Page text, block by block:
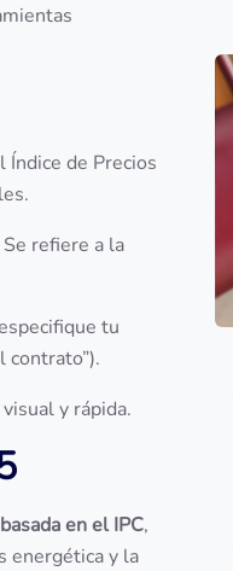
Índice de Precios
Se refiere a la
tu
contrato”).
y rápida.
en el IPC,
energética y la